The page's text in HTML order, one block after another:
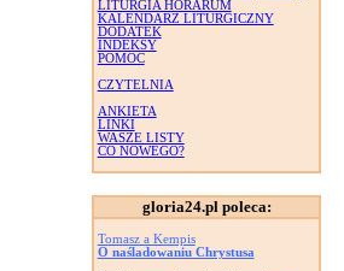
LITURGIA HORARUM
KALENDARZ LITURGICZNY
DODATEK
INDEKSY
POMOC
CZYTELNIA
ANKIETA
LINKI
WASZE LISTY
CO NOWEGO?
gloria24.pl poleca:
Tomasz a Kempis
O naśladowaniu Chrystusa